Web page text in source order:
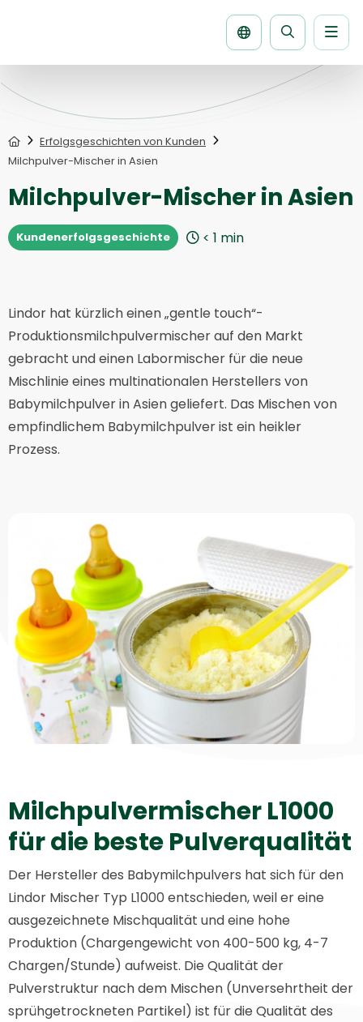
Seite
HomeErfolgsgeschichten von Kunden
Milchpulver-Mischer in Asien
Milchpulver-Mischer in Asien
Kundenerfolgsgeschichte < 1 min
Lindor hat kürzlich einen „gentle touch“-
Produktionsmilchpulvermischer auf den Markt
gebracht und einen Labormischer für die neue
Mischlinie eines multinationalen Herstellers von
Babymilchpulver in Asien geliefert. Das Mischen von
empfindlichem Babymilchpulver ist ein heikler
Prozess.
Milchpulvermischer L1000
für die beste Pulverqualität
Der Hersteller des Babymilchpulvers hat sich für den
Lindor Mischer Typ L1000 entschieden, weil er eine
ausgezeichnete Mischqualität und eine hohe
Produktion (Chargengewicht von 400-500 kg, 4-7
Chargen/Stunde) aufweist. Die Qualität der
Pulverstruktur nach dem Mischen (Unversehrtheit der
sprühgetrockneten Partikel) ist für die Qualität des